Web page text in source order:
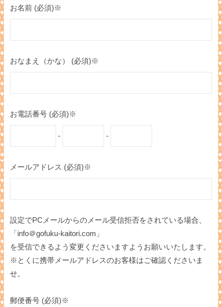
お名前 (必須)※
おなまえ（かな） (必須)※
お電話番号 (必須)※
- -
メールアドレス (必須)※
設定でPCメールからのメール受信拒否をされている場合、
「info＠gofuku-kaitori.com」
を受信できるよう変更くださいますようお願いいたします。
※とくに携帯メールアドレスのお客様はご確認くださいま
せ。
郵便番号 (必須)※